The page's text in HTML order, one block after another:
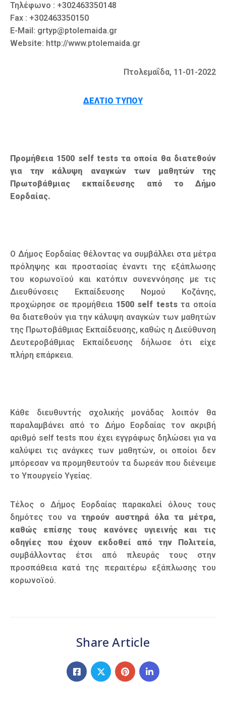
Τηλέφωνο : +302463350148
Fax : +302463350150
E-Mail: grtyp@ptolemaida.gr
Website: http://www.ptolemaida.gr
Πτολεμαΐδα, 11-01-2022
ΔΕΛΤΙΟ ΤΥΠΟΥ
Προμήθεια 1500 self tests τα οποία θα διατεθούν
για την κάλυψη αναγκών των μαθητών της
Πρωτοβάθμιας εκπαίδευσης από το Δήμο
Εορδαίας.
O Δήμος Εορδαίας θέλοντας να συμβάλλει στα μέτρα
πρόληψης και προστασίας έναντι της εξάπλωσης
του κορωνοϊού και κατόπιν συνεννόησης με τις
Διευθύνσεις Εκπαίδευσης Νομού Κοζάνης,
προχώρησε σε προμήθεια 1500 self testsτα οποία
θα διατεθούν για την κάλυψη αναγκών των μαθητών
της Πρωτοβάθμιας Εκπαίδευσης, καθώς η Διεύθυνση
Δευτεροβάθμιας Εκπαίδευσης δήλωσε ότι είχε
πλήρη επάρκεια.
Κάθε διευθυντής σχολικής μονάδας λοιπόν θα
παραλαμβάνει από το Δήμο Εορδαίας τον ακριβή
αριθμό self tests που έχει εγγράφως δηλώσει για να
καλύψει τις ανάγκες των μαθητών, οι οποίοι δεν
μπόρεσαν να προμηθευτούν τα δωρεάν που διένειμε
το Υπουργείο Υγείας.
Τέλος ο Δήμος Εορδαίας παρακαλεί όλους τους
δημότες του νατηρούν αυστηρά όλα τα μέτρα,
καθώς επίσης τους κανόνες υγιεινής και τις
οδηγίες που έχουν εκδοθεί από την Πολιτεία,
συμβάλλοντας έτσι από πλευράς τους στην
προσπάθεια κατά της περαιτέρω εξάπλωσης του
κορωνοϊού.
Share Article